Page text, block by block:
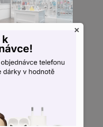
Otevřeno každý den
Do prodejny
×